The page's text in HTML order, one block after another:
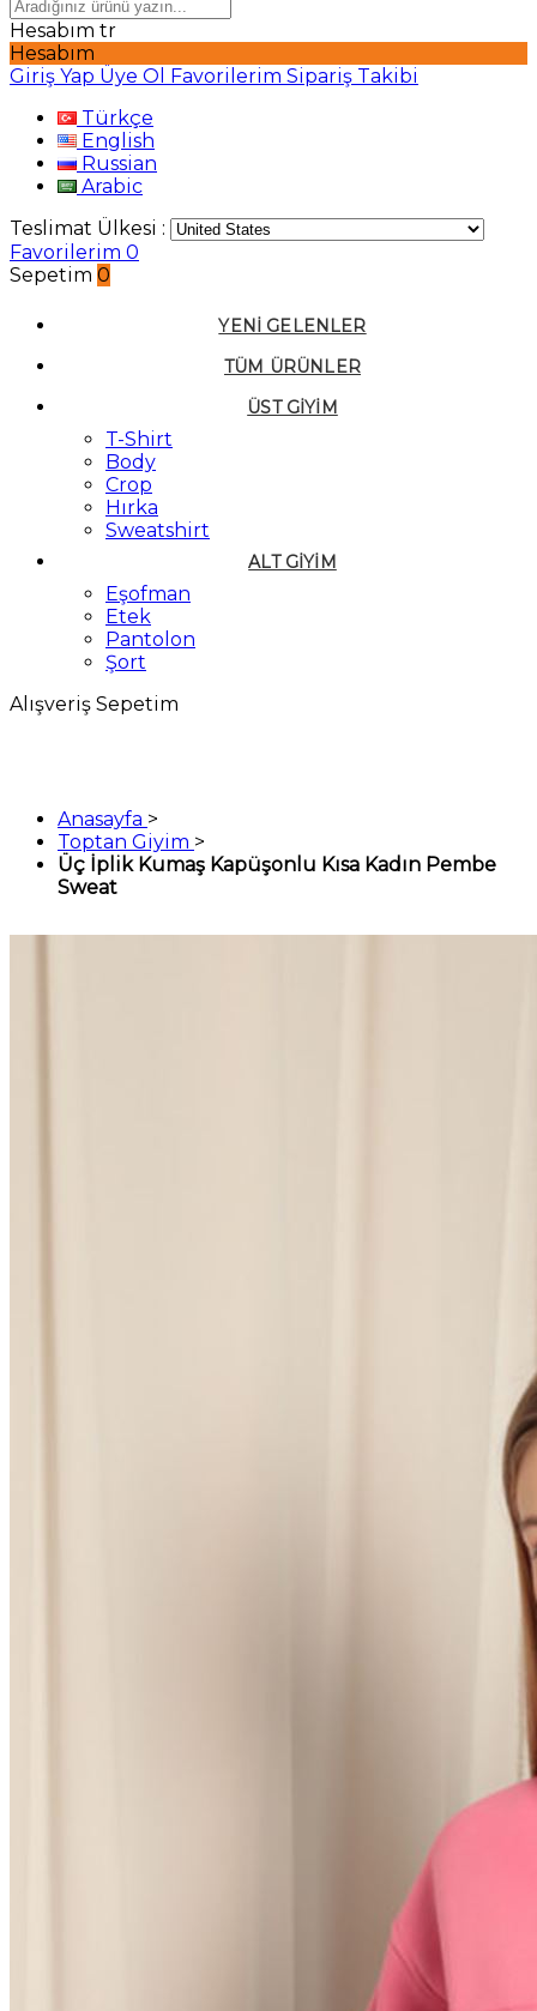
Hesabım tr
Hesabım
Giriş Yap Üye Ol Favorilerim Sipariş Takibi
Türkçe
English
Russian
Arabic
Teslimat Ülkesi :
Favorilerim 0
Sepetim 0
YENI GELENLER
TÜM ÜRÜNLER
ÜST GIYIM
T-Shirt
Body
Crop
Hırka
Sweatshirt
ALT GIYIM
Eşofman
Etek
Pantolon
Şort
Alışveriş Sepetim
Anasayfa >
Toptan Giyim >
Üç İplik Kumaş Kapüşonlu Kısa Kadın Pembe
Sweat